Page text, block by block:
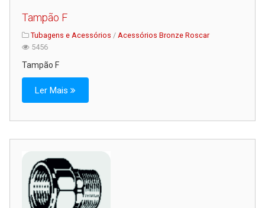
Piso Radiante
Radiadores e Ventiloconvetores
Complementos de Instalação
Tubagens e Acessórios
Ferramentas
Permutadores de Placas
Tampão F
Tubagens e Acessórios / Acessórios Bronze Roscar
5456
Tampão F
Ler Mais